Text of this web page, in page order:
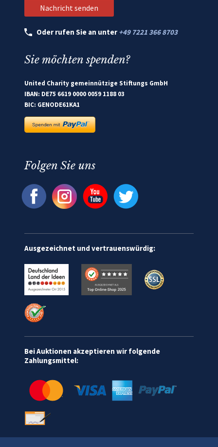
Oder rufen Sie an unter +49 7221 366 8703
Sie möchten spenden?
United Charity gemeinnützige Stiftungs GmbH
IBAN: DE75 6619 0000 0059 1188 03
BIC: GENODE61KA1
Folgen Sie uns
Ausgezeichnet und vertrauenswürdig:
Bei Auktionen akzeptieren wir folgende
Zahlungsmittel: